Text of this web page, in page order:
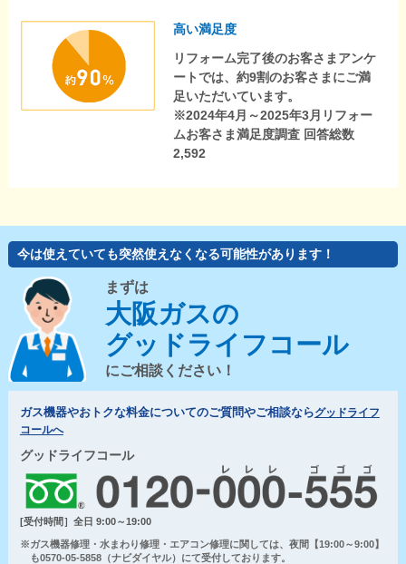
高い満足度
リフォーム完了後のお客さまアンケ
ートでは、約9割のお客さまにご満
足いただいています。
※2024年4月～2025年3月リフォー
ムお客さま満足度調査 回答総数
2,592
今は使えていても突然使えなくなる可能性があります！
まずは
大阪ガスの
グッドライフコール
にご相談ください！
ガス機器やおトクな料金についてのご質問やご相談ならグッドライフ
コールへ
グッドライフコール
[受付時間］全日 9:00～19:00
※ガス機器修理・水まわり修理・エアコン修理に関しては、夜間【19:00～9:00】
も0570-05-5858（ナビダイヤル）にて受付しております。